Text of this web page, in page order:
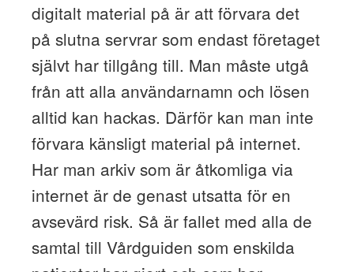
digitalt material på är att förvara det
på slutna servrar som endast företaget
självt har tillgång till. Man måste utgå
från att alla användarnamn och lösen
alltid kan hackas. Därför kan man inte
förvara känsligt material på internet.
Har man arkiv som är åtkomliga via
internet är de genast utsatta för en
avsevärd risk. Så är fallet med alla de
samtal till Vårdguiden som enskilda